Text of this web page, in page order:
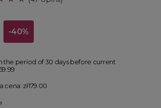
-40%
the period of 30 days before current
cena: zł179.00